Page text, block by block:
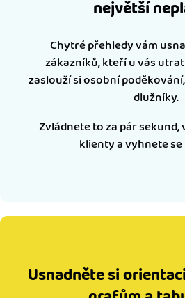
největší
Chytré přehledy vám
zákazníků, kteří u vás
zaslouží si osobní
dlužníky.
Zvládnete to za pár
klienty a vyhnete
Usnadněte si